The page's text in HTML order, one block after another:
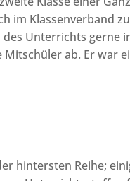
im Klassenverband
Unterrichts gerne
ab. Er war
hintersten Reihe;